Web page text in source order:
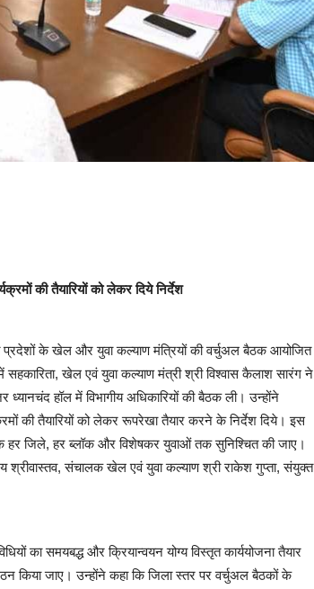
की तैयारियों को लेकर दिये निर्देश
प्रदेशों के खेल और युवा कल्याण मंत्रियों की वर्चुअल बैठक आयोजित
खेल एवं युवा कल्याण मंत्री श्री विश्वास कैलाश सारंग ने
हॉल में विभागीय अधिकारियों की बैठक ली। उन्होंने
की तैयारियों को लेकर रूपरेखा तैयार करने के निर्देश दिये। इस
जिले, हर ब्लॉक और विशेषकर युवाओं तक सुनिश्चित की जाए।
संचालक खेल एवं युवा कल्याण श्री राकेश गुप्ता, संयुक्त
का समयबद्ध और क्रियान्वयन योग्य विस्तृत कार्ययोजना तैयार
किया जाए। उन्होंने कहा कि जिला स्तर पर वर्चुअल बैठकों के